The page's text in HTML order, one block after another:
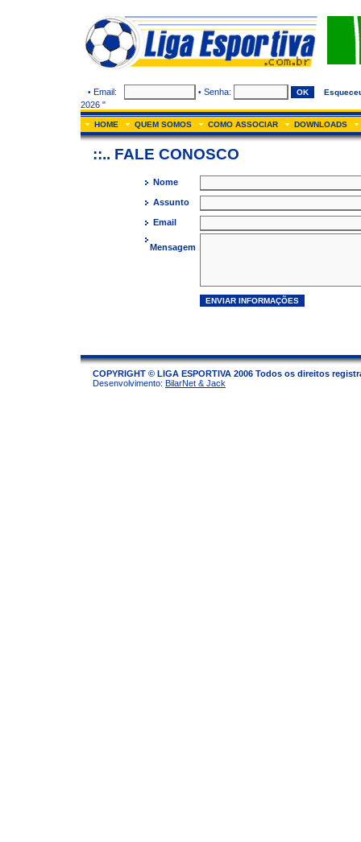
• Email: • Senha:
2026 "
HOME QUEM SOMOS COMO ASSOCIAR DOWNLOADS
::.. FALE CONOSCO
Nome
Assunto
Email
Mensagem
COPYRIGHT © LIGA ESPORTIVA 2006 Todos os direitos
Desenvolvimento: BilarNet & Jack